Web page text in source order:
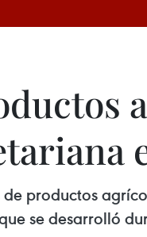
productos
se desarrolló